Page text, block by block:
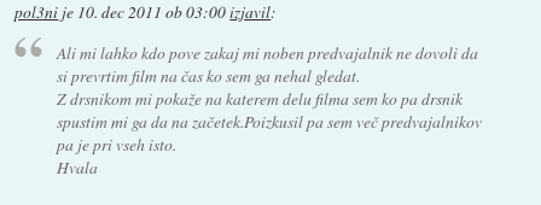
pol3ni je 10. dec 2011 ob 03:00izjavil:
Ali mi lahko kdo pove zakaj mi noben predvajalnik ne dovoli da
si prevrtim film na čas ko sem ga nehal gledat.
Z drsnikom mi pokaže na katerem delu filma sem ko pa drsnik
spustim mi ga da na začetek.Poizkusil pa sem več predvajalnikov
pa je pri vseh isto.
Hvala